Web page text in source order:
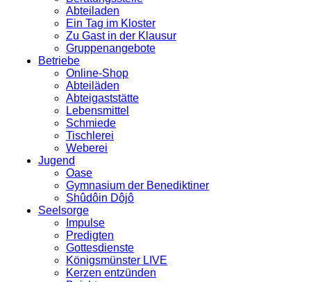
Abteiladen
Ein Tag im Kloster
Zu Gast in der Klausur
Gruppenangebote
Betriebe
Online-Shop
Abteiläden
Abteigaststätte
Lebensmittel
Schmiede
Tischlerei
Weberei
Jugend
Oase
Gymnasium der Benediktiner
Shûdôin Dôjô
Seelsorge
Impulse
Predigten
Gottesdienste
Königsmünster LIVE
Kerzen entzünden